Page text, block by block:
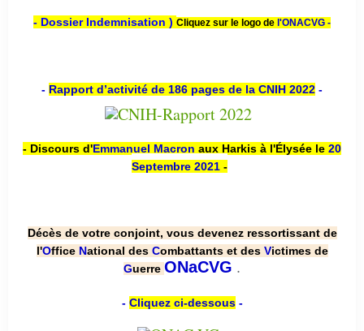
- Dossier Indemnisation ) Cliquez sur le logo de l'ONACVG -
- Rapport d’activité de 186 pages de la CNIH 2022 -
- Discours d'Emmanuel Macron aux Harkis à l'Élysée le 20
Septembre 2021 -
Décès de votre conjoint, vous devenez ressortissant de
l'Office National des Combattants et des Victimes de
Guerre ONaCVG .
- Cliquez ci-dessous-